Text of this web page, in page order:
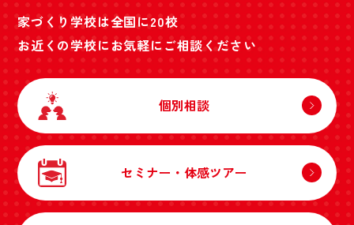
家づくり学校は全国に20校
お近くの学校にお気軽にご相談ください
個別相談
セミナー・体感ツアー